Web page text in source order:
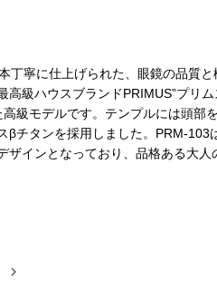
丁寧に仕上げられた、眼鏡の品質
級ハウスブランドPRIMUS”プリム
級モデルです。テンプルには頭部
βチタンを採用しました。PRM-103
ザインとなっており、品格ある大人